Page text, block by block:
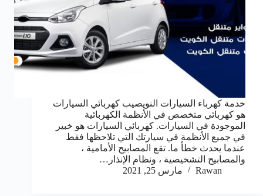
خدمة كهرباء السيارات النويصيب كهربائي السيارات
هو كهربائي متخصص في الأنظمة الكهربائية
الموجودة في السيارات. كهربائي السيارات هو خبير
في جميع الأنظمة في سيارتك التي تلاحظها فقط
عندما يحدث خطأ ما. تقع المصابيح الأمامية ،
والمصابيح التشخيصية ، ونظام الإنذار…
Rawan
مارس 25, 2021